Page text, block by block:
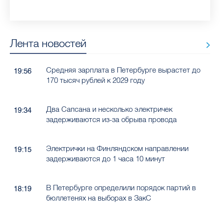
Лента новостей
19:56
Средняя зарплата в Петербурге вырастет до
170 тысяч рублей к 2029 году
19:34
Два Сапсана и несколько электричек
задерживаются из-за обрыва провода
19:15
Электрички на Финляндском направлении
задерживаются до 1 часа 10 минут
18:19
В Петербурге определили порядок партий в
бюллетенях на выборах в ЗакС